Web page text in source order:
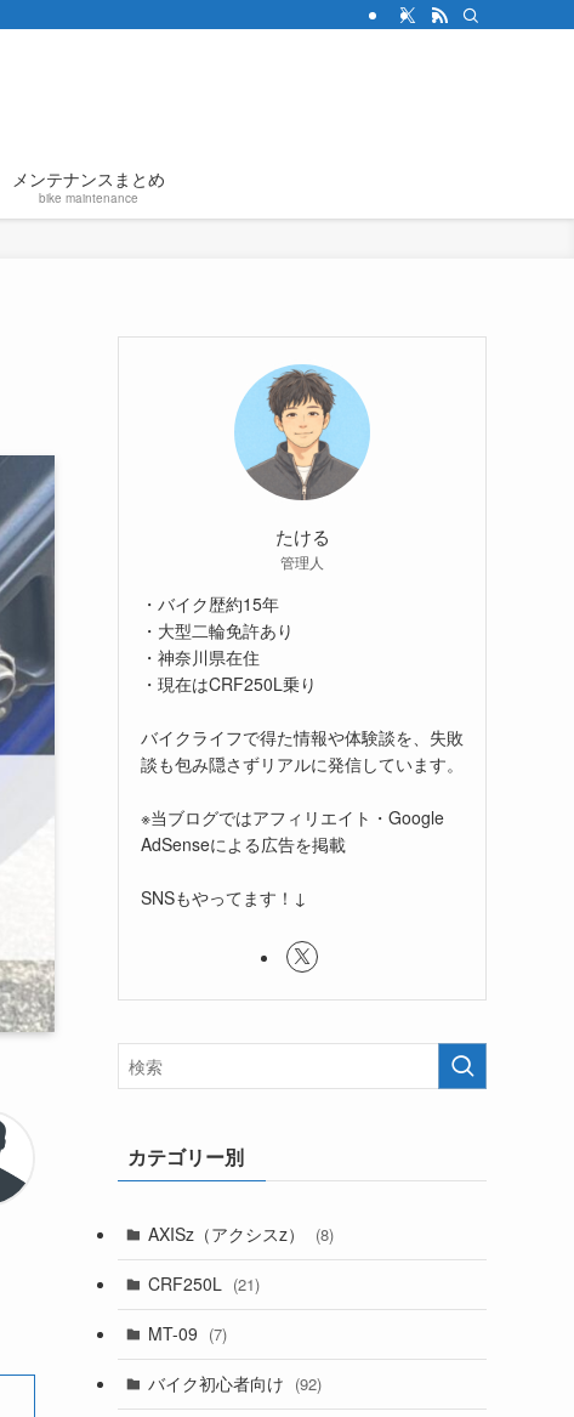
メンテナンスまとめ
bike maintenance
たける
管理人
・バイク歴約15年
・大型二輪免許あり
・神奈川県在住
・現在はCRF250L乗り
バイクライフで得た情報や体験談を、失敗
談も包み隠さずリアルに発信しています。
※当ブログではアフィリエイト・Google
AdSenseによる広告を掲載
SNSもやってます！↓
カテゴリー別
AXISz（アクシスz） (8)
CRF250L (21)
MT-09 (7)
バイク初心者向け (92)